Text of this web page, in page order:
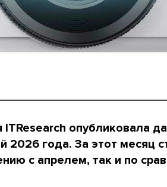
ITResearch опубликовала
2026 года. За этот месяц
с апрелем, так и по